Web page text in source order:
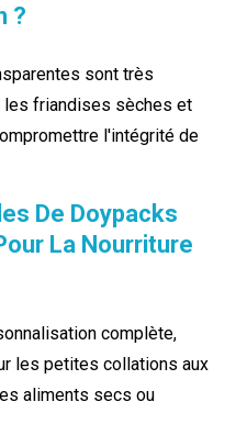
?
sont très
friandises sèches et
l'intégrité de
De Doypacks
La Nourriture
complète,
les petites collations aux
aliments secs ou